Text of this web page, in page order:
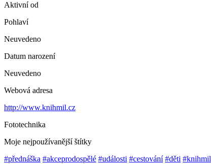
Aktivní od
Pohlaví
Neuvedeno
Datum narození
Neuvedeno
Webová adresa
http://www.knihmil.cz
Fototechnika
Moje nejpoužívanější štítky
#přednáška #akceprodospělé #události #cestování #děti #knihmil